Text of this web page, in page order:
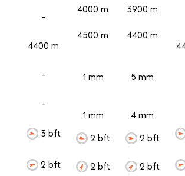
-
4400 m
-
-
3 bft
2 bft
4000 m
4500 m
1 mm
1 mm
2 bft
2 bft
3900 m
4400 m
5 mm
4 mm
2 bft
2 bft